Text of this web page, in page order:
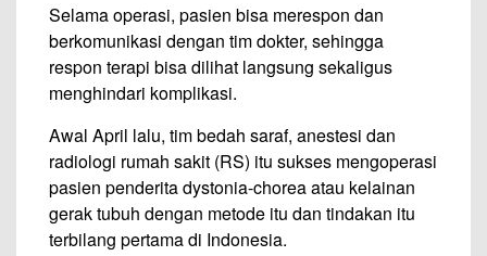
Selama operasi, pasien bisa merespon dan
berkomunikasi dengan tim dokter, sehingga
respon terapi bisa dilihat langsung sekaligus
menghindari komplikasi.
Awal April lalu, tim bedah saraf, anestesi dan
radiologi rumah sakit (RS) itu sukses mengoperasi
pasien penderita dystonia-chorea atau kelainan
gerak tubuh dengan metode itu dan tindakan itu
terbilang pertama di Indonesia.